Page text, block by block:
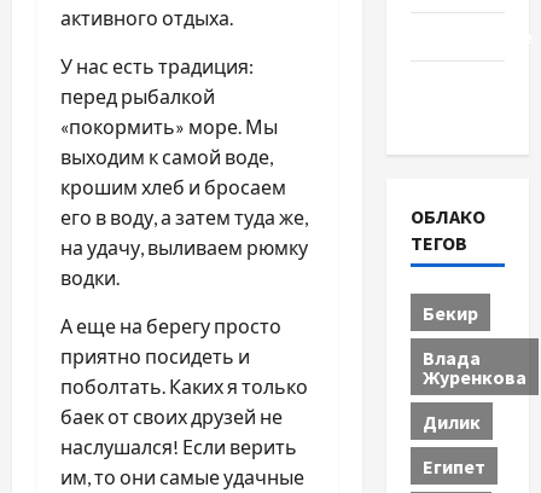
активного отдыха.
У нас есть традиция:
перед рыбалкой
«покормить» море. Мы
выходим к самой воде,
крошим хлеб и бросаем
его в воду, а затем туда же,
на удачу, выливаем рюмку
водки.
А еще на берегу просто
приятно посидеть и
поболтать. Каких я только
баек от своих друзей не
наслушался! Если верить
им, то они самые удачные
ОБЛАКО
ТЕГОВ
Бекир
Влада
Журенкова
Дилик
Египет